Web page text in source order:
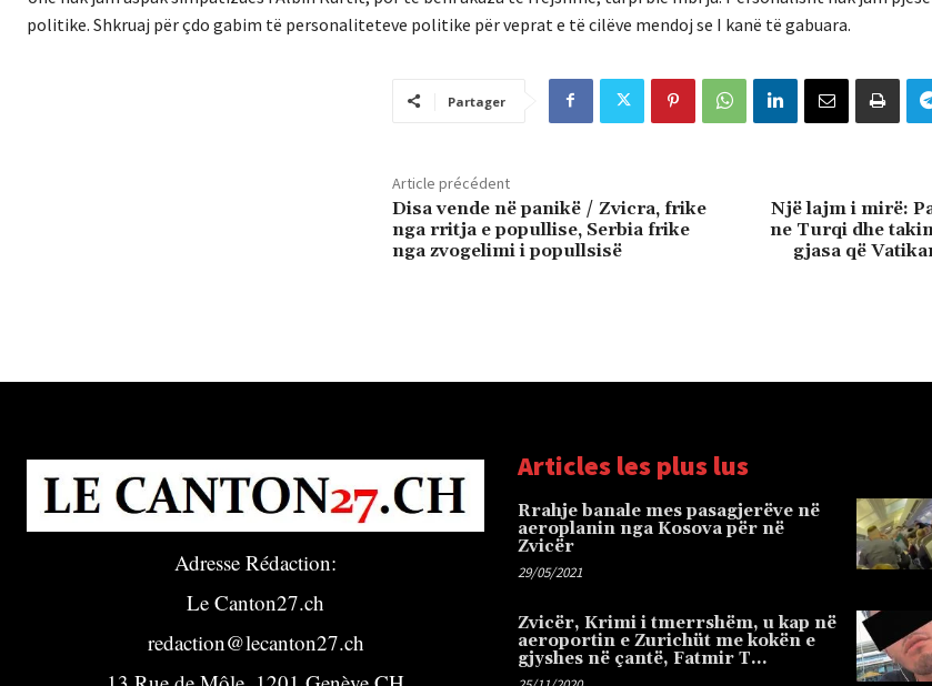
politike. Shkruaj për çdo gabim të personaliteteve politike për veprat e të cilëve mendoj se I kanë të gabuara.
Partager
Article précédent
Disa vende në panikë / Zvicra, frike
nga rritja e popullise, Serbia frike
nga zvogelimi i popullsisë
Një lajm i mirë:
ne Turqi dhe
gjasa që
Adresse Rédaction:
Le Canton27.ch
redaction@lecanton27.ch
Articles les plus lus
Rrahje banale mes pasagjerëve në
aeroplanin nga Kosova për në
Zvicër
29/05/2021
Zvicër, Krimi i tmerrshëm, u kap në
aeroportin e Zurichüt me kokën e
gjyshes në çantë, Fatmir T…